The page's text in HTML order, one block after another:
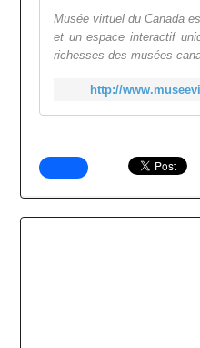
Musée virtuel du Canada
et un espace interactif
richesses des musées
http://